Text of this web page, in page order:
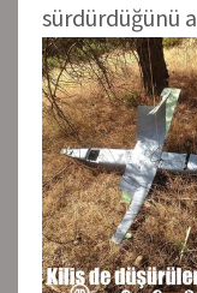
sürdürdüğünü